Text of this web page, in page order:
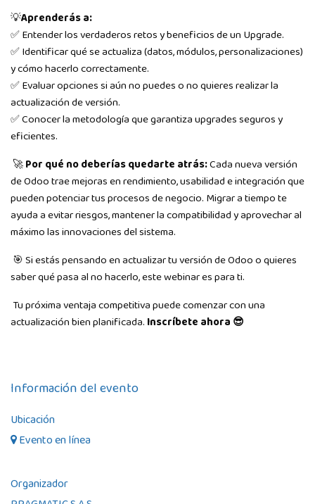
💡Aprenderás a:
✅ Entender los verdaderos retos y beneficios de un Upgrade.
✅ Identificar qué se actualiza (datos, módulos, personalizaciones)
y cómo hacerlo correctamente.
✅ Evaluar opciones si aún no puedes o no quieres realizar la
actualización de versión.
✅ Conocer la metodología que garantiza upgrades seguros y
eficientes.
🚀Por qué no deberías quedarte atrás:Cada nueva versión
de Odoo trae mejoras en rendimiento, usabilidad e integración que
pueden potenciar tus procesos de negocio. Migrar a tiempo te
ayuda a evitar riesgos, mantener la compatibilidad y aprovechar al
máximo las innovaciones del sistema.
🎯 Si estás pensando en actualizar tu versión de Odoo o quieres
saber qué pasa al no hacerlo, este webinar es para ti.
Tu próxima ventaja competitiva puede comenzar con una
actualización bien planificada. Inscríbete ahora 😎
Información del evento
Ubicación
Evento en línea
Organizador